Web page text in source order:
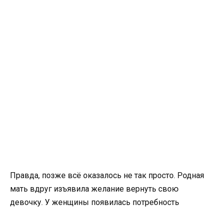
Правда, позже всё оказалось не так просто. Родная
мать вдруг изъявила желание вернуть свою
девочку. У женщины появилась потребность